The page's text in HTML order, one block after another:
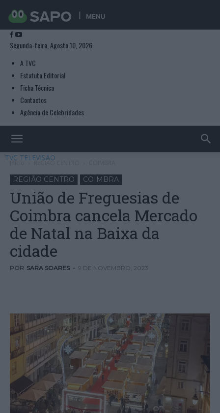
MENU
Segunda-feira, Agosto 10, 2026
A TVC
Estatuto Editorial
Ficha Técnica
Contactos
Agência de Celebridades
TVC TELEVISÃO
Início REGIÃO CENTRO
REGIÃO CENTRO COIMBRA
União de Freguesias de
Coimbra cancela Mercado
de Natal na Baixa da
cidade
POR SARA SOARES - 9 DE NOVEMBRO, 2023